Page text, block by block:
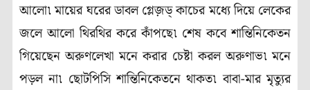
আলো৷ মায়ের ঘরের ডাবল গ্লেজ়ড্‌ কাচের মধ্যে দিয়ে লেকের
জলে আলো থিরথির করে কাঁপছে৷ শেষ কবে শান্তিনিকেতন
গিয়েছেন অরুণলেখা মনে করার চেষ্টা করল অরুণাভ৷ মনে
পড়ল না৷ ছোটপিসি শান্তিনিকেতনে থাকত৷ বাবা-মার মৃত্যুর